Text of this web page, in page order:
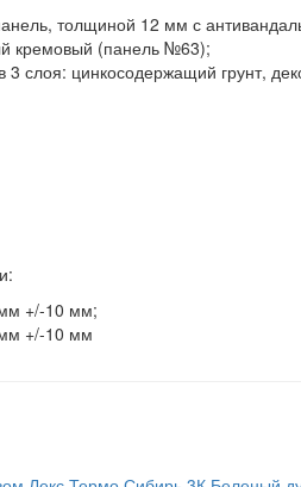
толщиной 12 мм с
кремовый (панель №63);
слоя: цинкосодержащий грунт,
+/-10 мм;
+/-10 мм